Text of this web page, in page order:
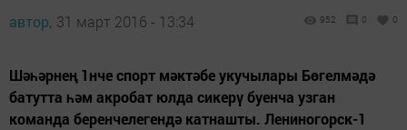
автор, 31 март 2016 - 13:34 952 0 0
Шәһәрнең 1нче спорт мәктәбе укучылары Бөгелмәдә
батутта һәм акробат юлда сикерү буенча узган
команда беренчелегендә катнашты. Лениногорск-1